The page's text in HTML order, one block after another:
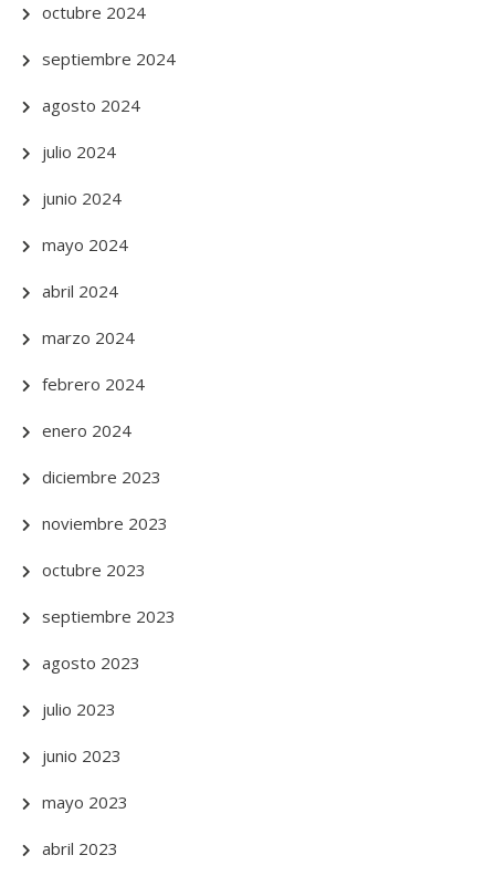
octubre 2024
septiembre 2024
agosto 2024
julio 2024
junio 2024
mayo 2024
abril 2024
marzo 2024
febrero 2024
enero 2024
diciembre 2023
noviembre 2023
octubre 2023
septiembre 2023
agosto 2023
julio 2023
junio 2023
mayo 2023
abril 2023